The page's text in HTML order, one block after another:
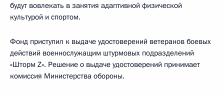
будут вовлекать в занятия адаптивной физической
культурой и спортом.
Фонд приступил к выдаче удостоверений ветеранов боевых
действий военнослужащим штурмовых подразделений
«Шторм Z». Решение о выдаче удостоверений принимает
комиссия Министерства обороны.